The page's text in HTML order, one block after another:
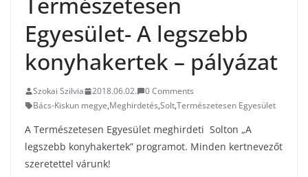
Egyesület- A legszebb
konyhakertek – pályázat
Szokai Szilvia 2018.06.02.
0 Comments
Bács-Kiskun megye,Meghirdetés,Solt,Természetesen Egyesület
A Természetesen Egyesület meghirdeti Solton „A
legszebb konyhakertek” programot. Minden kertnevezőt
szeretettel várunk!